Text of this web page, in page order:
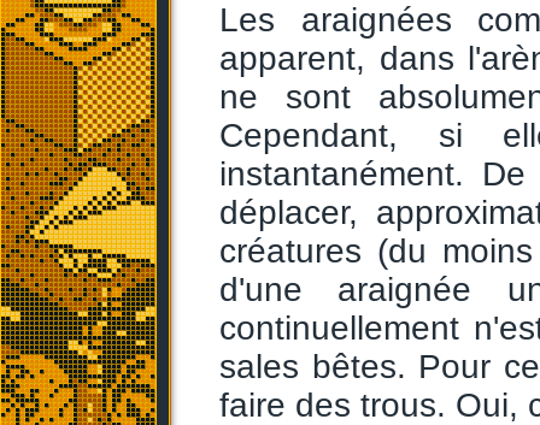
Les araignées
apparent, dans
ne sont
Cependant, si
instantanément.
déplacer,
créatures (du
d'une araignée
continuellement
sales bêtes. Pour
faire des trous. Oui,